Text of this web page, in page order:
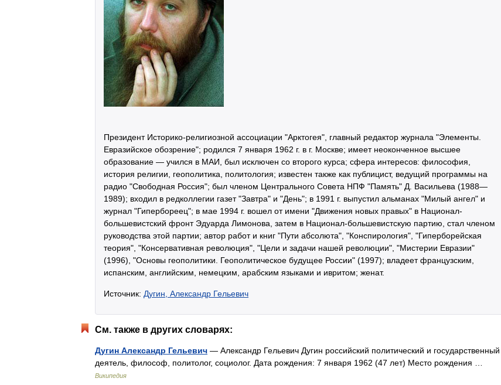
Президент Историко-религиозной ассоциации "Арктогея", главный редактор журнала "Элементы.
Евразийское обозрение"; родился 7 января 1962 г. в г. Москве; имеет неоконченное высшее
образование — учился в МАИ, был исключен со второго курса; сфера интересов: философия,
история религии, геополитика, политология; известен также как публицист, ведущий программы на
радио "Свободная Россия"; был членом Центрального Совета НПФ "Память" Д. Васильева (1988—
1989); входил в редколлегии газет "Завтра" и "День"; в 1991 г. выпустил альманах "Милый ангел" и
журнал "Гипербореец"; в мае 1994 г. вошел от имени "Движения новых правых" в Национал-
большевистский фронт Эдуарда Лимонова, затем в Национал-большевистскую партию, стал членом
руководства этой партии; автор работ и книг "Пути абсолюта", "Конспирология", "Гиперборейская
теория", "Консервативная революция", "Цели и задачи нашей революции", "Мистерии Евразии"
(1996), "Основы геополитики. Геополитическое будущее России" (1997); владеет французским,
испанским, английским, немецким, арабским языками и ивритом; женат.
Источник: Дугин, Александр Гельевич
См. также в других словарях:
Дугин Александр Гельевич — Александр Гельевич Дугин российский политический и государственный
деятель, философ, политолог, социолог. Дата рождения: 7 января 1962 (47 лет) Место рождения …
Википедия